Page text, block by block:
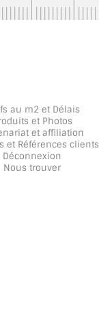
au m2 et Délais
et Photos
et affiliation
et Références clients
Déconnexion
Nous trouver